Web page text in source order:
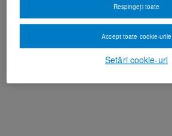
Setări cookie-uri
Respingeți toate
Accept toate cookie-urile